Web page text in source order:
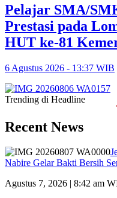
Pelajar SMA/
Prestasi pada
HUT ke-81
6 Agustus 2026 - 13:37 WIB
Trending di Headline
Recent News
Nabire Gelar Bakti Bersih
Agustus 7, 2026 | 8:42 am